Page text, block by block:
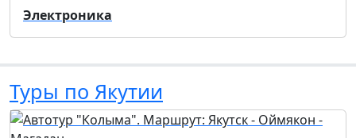
Электроника
Туры по Якутии